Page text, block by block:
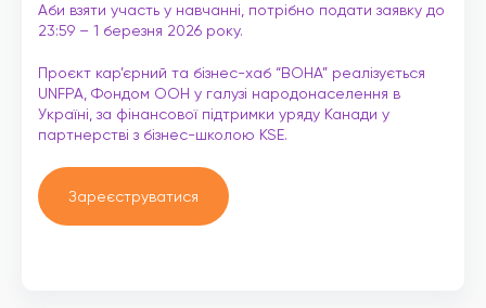
Аби взяти участь у навчанні, потрібно подати заявку до
23:59 – 1 березня 2026 року.
Проєкт кар’єрний та бізнес-хаб “ВОНА” реалізується
UNFPA, Фондом ООН у галузі народонаселення в
Україні, за фінансової підтримки уряду Канади у
партнерстві з бізнес-школою KSE.
Зареєструватися